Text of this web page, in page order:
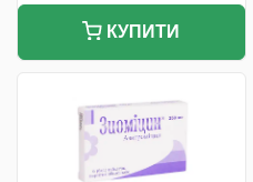
КУПИТИ